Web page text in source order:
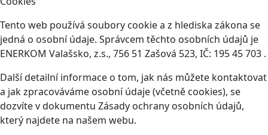
Tento web používá soubory cookie a z hlediska zákona se
jedná o osobní údaje. Správcem těchto osobních údajů je
ENERKOM Valašsko, z.s., 756 51 Zašová 523, IČ: 195 45 703 .
Další detailní informace o tom, jak nás můžete kontaktovat
a jak zpracováváme osobní údaje (včetně cookies), se
dozvíte v dokumentu Zásady ochrany osobních údajů,
který najdete na našem webu.